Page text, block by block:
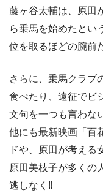
藤ヶ谷太輔は、原田
ら乗馬を始めたとい
位を取るほどの腕前
さらに、乗馬クラブ
食べたり、遠征でビ
文句を一つも言わな
他にも最新映画「百
ドや、原田が考える
原田美枝子が多くの
逃しなく‼